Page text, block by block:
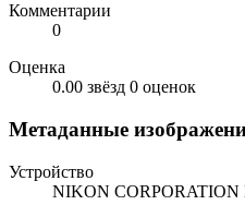
Комментарии
0
Оценка
0.00 звёзд 0 оценок
Метаданные
Устройство
NIKON CORPORATION